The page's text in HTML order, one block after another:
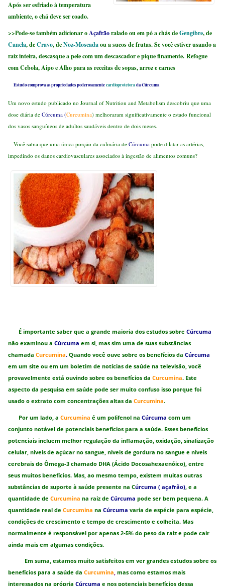
Após ser esfriado à temperatura
ambiente, o chá deve ser coado.
>>Pode-se também adicionar oAçafrãoralado ou em pó a chás deGengibre, de
Canela, deCravo, deNoz-Moscadaou a sucos de frutas. Se você estiver usando a
raiz inteira, descasque a pele com um descascador e pique finamente. Refogue
com Cebola, Aipo e Alho para as receitas de sopas, arroz e carnes
Estudo comprova as propriedades poderosamentecardioprotetorada Cúrcuma
Um novo estudo publicado no Journal of Nutrition and Metabolism descobriu que uma
dose diária deCúrcuma (Curcumina) melhoraram significativamente o estado funcional
dos vasos sanguíneos de adultos saudáveis dentro de dois meses.
Você sabia que uma única porção da culinária deCúrcumapode dilatar as artérias,
impedindo os danos cardiovasculares associados à ingestão de alimentos comuns?
É importante saber que a grande maioria dos estudos sobreCúrcuma
não examinou aCúrcumaem si, mas sim uma de suas substâncias
chamadaCurcumina. Quando você ouve sobre os benefícios daCúrcuma
em um site ou em um boletim de notícias de saúde na televisão, você
provavelmente está ouvindo sobre os benefícios daCurcumina. Este
aspecto da pesquisa em saúde pode ser muito confuso isso porque foi
usado o extrato com concentrações altas daCurcumina.
Por um lado, aCurcumina é um polifenol naCúrcumacom um
conjunto notável de potenciais benefícios para a saúde. Esses benefícios
potenciais incluem melhor regulação da inflamação, oxidação, sinalização
celular, níveis de açúcar no sangue, níveis de gordura no sangue e níveis
cerebrais do Ômega-3 chamado DHA (Ácido Docosahexaenóico), entre
seus muitos benefícios. Mas, ao mesmo tempo, existem muitas outras
substâncias de suporte à saúde presente na Cúrcuma ( açafrão) , e a
quantidade deCurcumina na raiz deCúrcuma pode ser bem pequena. A
quantidade real deCurcumina naCúrcuma varia de espécie para espécie,
condições de crescimento e tempo de crescimento e colheita. Mas
normalmente é responsável por apenas 2-5% do peso da raiz e pode cair
ainda mais em algumas condições.
Em suma, estamos muito satisfeitos em ver grandes estudos sobre os
benefícios para a saúde daCurcumina, mas como estamos mais
interessados ​​na própriaCúrcuma e nos potenciais benefícios dessa